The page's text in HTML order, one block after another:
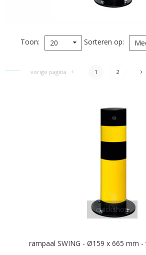
Toon 20 Sorteren op
vorige pagina 1 2
quickshop
rampaal SWING - Ø159 x 665 mm